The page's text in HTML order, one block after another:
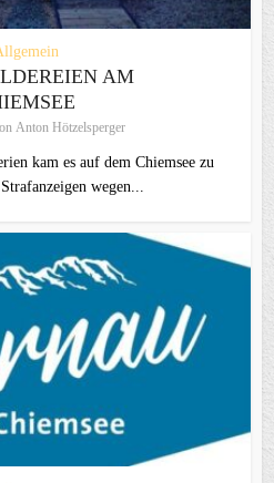
AM
Anton Hötzelsperger
kam es auf dem Chiemsee zu
wegen...